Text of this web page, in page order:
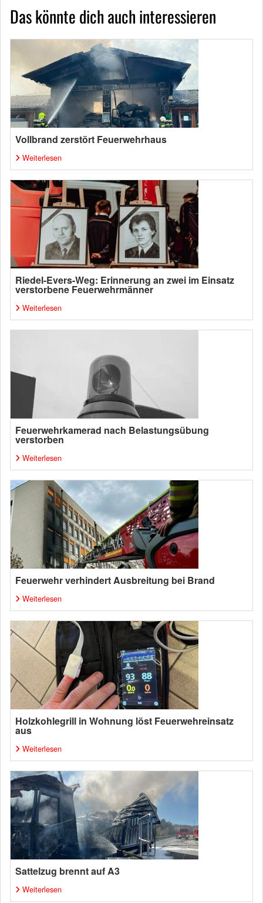
Das könnte dich auch interessieren
Vollbrand zerstört Feuerwehrhaus
Weiterlesen
Riedel-Evers-Weg: Erinnerung an zwei im Einsatz
verstorbene Feuerwehrmänner
Weiterlesen
Feuerwehrkamerad nach Belastungsübung
verstorben
Weiterlesen
Feuerwehr verhindert Ausbreitung bei Brand
Weiterlesen
Holzkohlegrill in Wohnung löst Feuerwehreinsatz
aus
Weiterlesen
Sattelzug brennt auf A3
Weiterlesen